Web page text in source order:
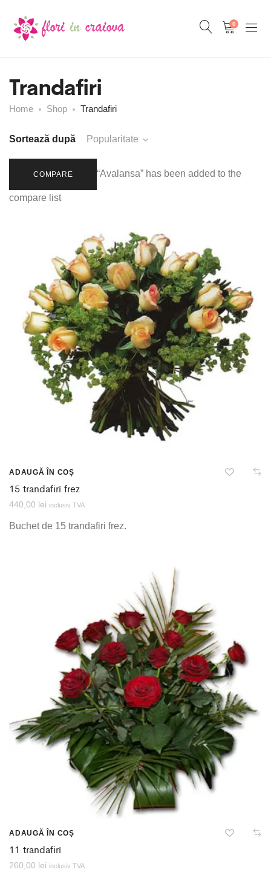
0
Trandafiri
Home Shop Trandafiri
Sortează după Popularitate
COMPARE “Avalansa” has been added to the
compare list
ADAUGĂ ÎN COȘ
15 trandafiri frez
440,00 lei inclusiv TVA
Buchet de 15 trandafiri frez.
ADAUGĂ ÎN COȘ
11 trandafiri
260,00 lei inclusiv TVA